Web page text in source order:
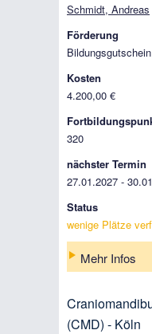
Schmidt, Andreas
Förderung
Kosten
4.200,00 €
320
nächster Termin
27.01.2027 -
Status
wenige Plätze
Mehr Infos
(CMD) - Köln